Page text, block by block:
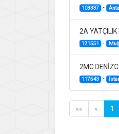
103337 -
2A
121551 -
2MC
117543 -
«« « 1